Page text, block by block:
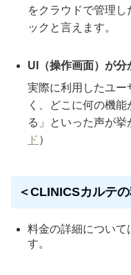
をクラウドで管理
ックと言えます。
UI（操作画面）が分
実際に利用したユー
く、どこに何の機
る」といった声が挙
ド ）
＜CLINICSカルテ
料金の詳細について
す。